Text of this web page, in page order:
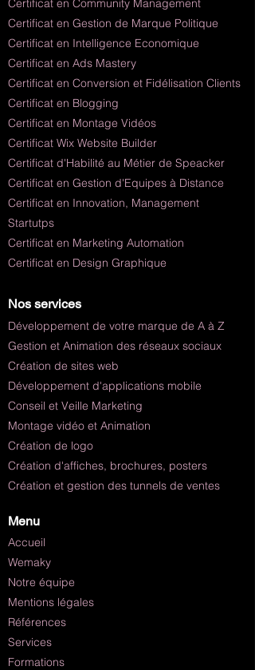
Certificat en Community Management
Certificat en Gestion de Marque Politique
Certificat en Intelligence Economique
Certificat en Ads Mastery
Certificat en Conversion et Fidélisation Clients
Certificat en Blogging
Certificat en Montage Vidéos
Certificat Wix Website Builder
Certificat d'Habilité au Métier de Speacker
Certificat en Gestion d'Equipes à Distance
Certificat en Innovation, Management
Startutps
Certificat en Marketing Automation
Certificat en Design Graphique
Nos services
Développement de votre marque de A à Z
Gestion et Animation des réseaux sociaux
Création de sites web
Développement d'applications mobile
Conseil et Veille Marketing
Montage vidéo et Animation
Création de logo
Création d'affiches, brochures, posters
Création et gestion des tunnels de ventes
Menu
Accueil
Wemaky
Notre équipe
Mentions légales
Références
Services
Formations